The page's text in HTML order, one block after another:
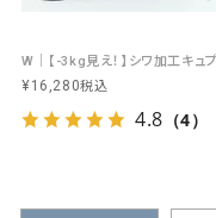
¥16,280税込
4.8 （4）